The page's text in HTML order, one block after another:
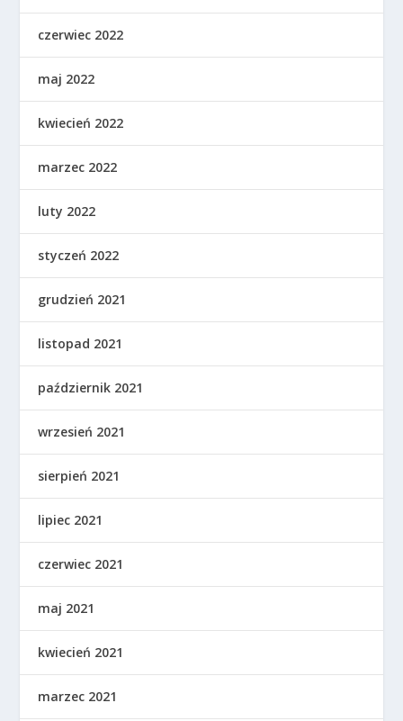
czerwiec 2022
maj 2022
kwiecień 2022
marzec 2022
luty 2022
styczeń 2022
grudzień 2021
listopad 2021
październik 2021
wrzesień 2021
sierpień 2021
lipiec 2021
czerwiec 2021
maj 2021
kwiecień 2021
marzec 2021